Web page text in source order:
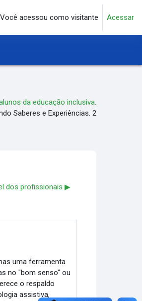
Você acessou como visitante Acessar
da educação inclusiva.
Saberes e Experiências. 2
dos profissionais ▶︎
uma ferramenta
no "bom senso" ou
o respaldo
assistiva,